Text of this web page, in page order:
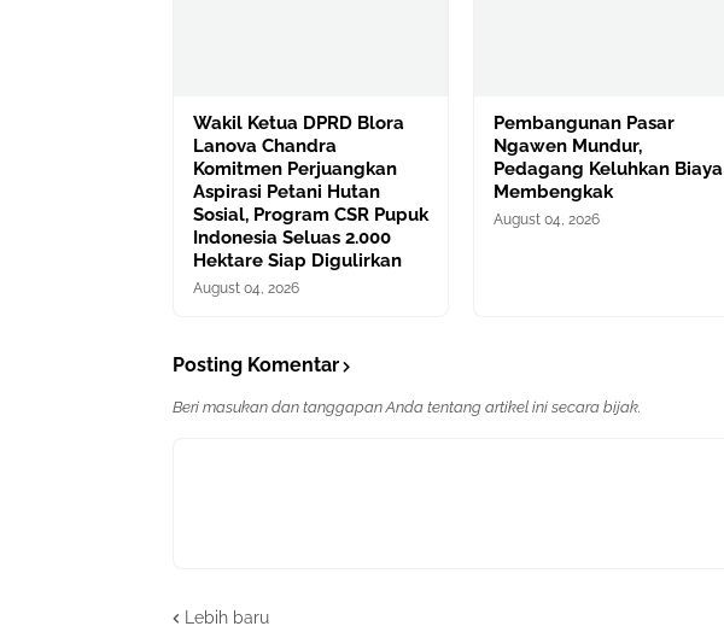
Wakil Ketua DPRD Blora
Lanova Chandra
Komitmen Perjuangkan
Aspirasi Petani Hutan
Sosial, Program CSR Pupuk
Indonesia Seluas 2.000
Hektare Siap Digulirkan
August 04, 2026
Pembangunan Pasar
Ngawen Mundur,
Pedagang Keluhkan Biaya
Membengkak
August 04, 2026
Posting Komentar
Beri masukan dan tanggapan Anda tentang artikel ini secara bijak.
Lebih baru